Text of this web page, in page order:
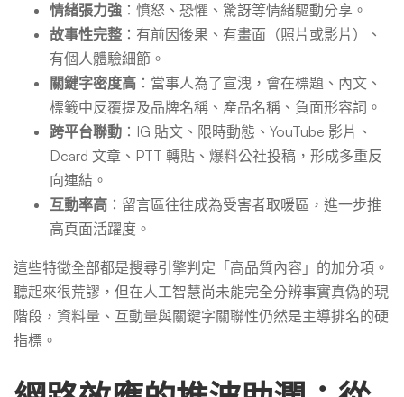
情緒張力強 ：憤怒、恐懼、驚訝等情緒驅動分享。
故事性完整 ：有前因後果、有畫面（照片或影片）、
有個人體驗細節。
關鍵字密度高 ：當事人為了宣洩，會在標題、內文、
標籤中反覆提及品牌名稱、產品名稱、負面形容詞。
跨平台聯動 ：IG 貼文、限時動態、YouTube 影片、
Dcard 文章、PTT 轉貼、爆料公社投稿，形成多重反
向連結。
互動率高 ：留言區往往成為受害者取暖區，進一步推
高頁面活躍度。
這些特徵全部都是搜尋引擎判定「高品質內容」的加分項。
聽起來很荒謬，但在人工智慧尚未能完全分辨事實真偽的現
階段，資料量、互動量與關鍵字關聯性仍然是主導排名的硬
指標。